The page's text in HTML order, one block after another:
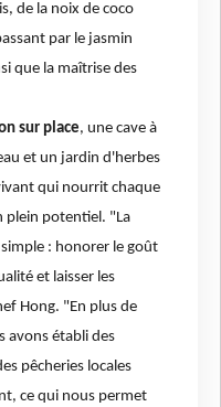
de la noix de coco
par le jasmin
que la maîtrise des
sur place, une cave à
et un jardin d'herbes
qui nourrit chaque
plein potentiel. "La
: honorer le goût
et laisser les
Hong. "En plus de
avons établi des
pêcheries locales
ce qui nous permet